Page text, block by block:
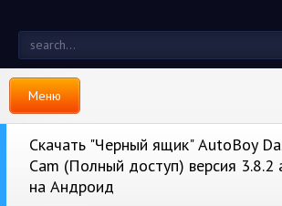
Меню
Скачать "Черный ящик" AutoBoy
Cam (Полный доступ) версия 3.8.2
на Андроид